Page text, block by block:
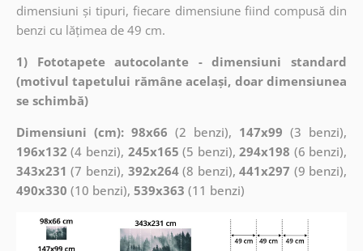
dimensiuni și tipuri, fiecare dimensiune fiind compusă din
benzi cu lățimea de 49 cm.
1) Fototapete autocolante - dimensiuni standard
(motivul tapetului rămâne același, doar dimensiunea
se schimbă)
Dimensiuni (cm): 98x66 (2 benzi), 147x99 (3 benzi),
196x132 (4 benzi), 245x165 (5 benzi),294x198 (6 benzi),
343x231 (7 benzi), 392x264(8 benzi),441x297 (9 benzi),
490x330 (10 benzi), 539x363 (11 benzi)